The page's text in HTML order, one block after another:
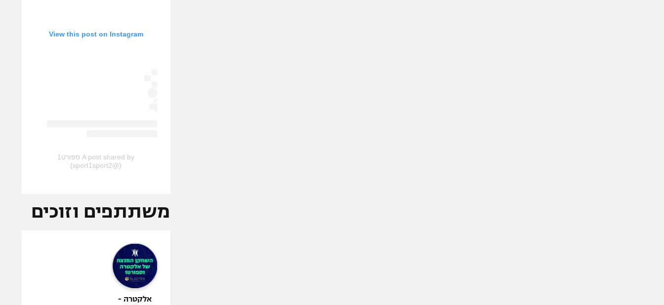
View this post on Instagram
A post shared by ספורט1
(@sport1sport2)
משתתפים וזוכים
אלקטרה -